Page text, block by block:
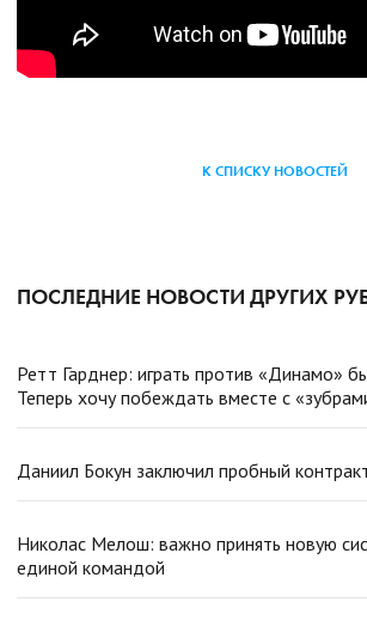
К СПИСКУ НОВОСТЕЙ
ПОСЛЕДНИЕ НОВОСТИ ДРУГИХ
Ретт Гарднер: играть против «Динамо»
Теперь хочу побеждать вместе с
Даниил Бокун заключил пробный
Николас Мелош: важно принять новую
единой командой